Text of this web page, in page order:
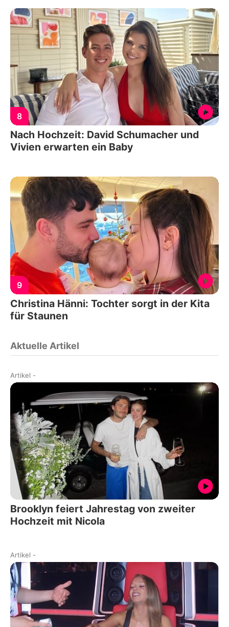
8
Nach Hochzeit: David Schumacher und
Vivien erwarten ein Baby
9
Christina Hänni: Tochter sorgt in der Kita
für Staunen
Aktuelle Artikel
Artikel -
Brooklyn feiert Jahrestag von zweiter
Hochzeit mit Nicola
Artikel -